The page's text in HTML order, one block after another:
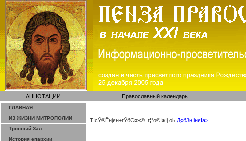
АННОТАЦИИ Православный календарь
ГЛАВНАЯ
ИЗ ЖИЗНИ МИТРОПОЛИИ
Тронный Зал
История епархии
ТІсЎ®Ёнјєн±­гЎ­бЄ¤ж® г¦°о©ІжІј оћ Д«бЈ­нІінєЇa>